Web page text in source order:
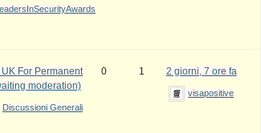
For Permanent
moderation)
Discussioni Generali
0 1 2 giorni, 7 ore fa
visapositive